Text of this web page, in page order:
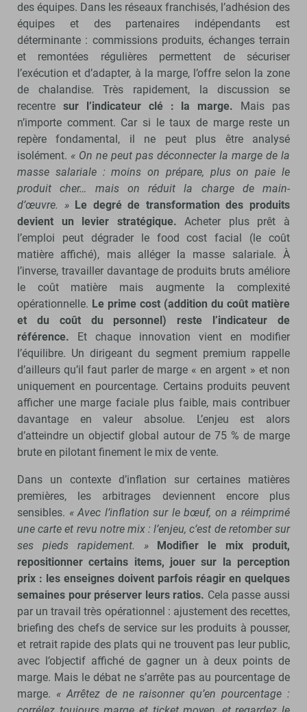
des équipes. Dans les réseaux franchisés, l’adhésion des
équipes et des partenaires indépendants est
déterminante : commissions produits, échanges terrain
et remontées régulières permettent de sécuriser
l’exécution et d’adapter, à la marge, l’offre selon la zone
de chalandise. Très rapidement, la discussion se
recentre sur l’indicateur clé : la marge. Mais pas
n’importe comment. Car si le taux de marge reste un
repère fondamental, il ne peut plus être analysé
isolément. « On ne peut pas déconnecter la marge de la
masse salariale : moins on prépare, plus on paie le
produit cher… mais on réduit la charge de main-
d’œuvre. » Le degré de transformation des produits
devient un levier stratégique. Acheter plus prêt à
l’emploi peut dégrader le food cost facial (le coût
matière affiché), mais alléger la masse salariale. À
l’inverse, travailler davantage de produits bruts améliore
le coût matière mais augmente la complexité
opérationnelle. Le prime cost (addition du coût matière
et du coût du personnel) reste l’indicateur de
référence. Et chaque innovation vient en modifier
l’équilibre. Un dirigeant du segment premium rappelle
d’ailleurs qu’il faut parler de marge « en argent » et non
uniquement en pourcentage. Certains produits peuvent
afficher une marge faciale plus faible, mais contribuer
davantage en valeur absolue. L’enjeu est alors
d’atteindre un objectif global autour de 75 % de marge
brute en pilotant finement le mix de vente.
Dans un contexte d’inflation sur certaines matières
premières, les arbitrages deviennent encore plus
sensibles. « Avec l’inflation sur le bœuf, on a réimprimé
une carte et revu notre mix : l’enjeu, c’est de retomber sur
ses pieds rapidement. »
Modifier le mix produit,
repositionner certains items, jouer sur la perception
prix : les enseignes doivent parfois réagir en quelques
semaines pour préserver leurs ratios. Cela passe aussi
par un travail très opérationnel : ajustement des recettes,
briefing des chefs de service sur les produits à pousser,
et retrait rapide des plats qui ne trouvent pas leur public,
avec l’objectif affiché de gagner un à deux points de
marge. Mais le débat ne s’arrête pas au pourcentage de
marge. « Arrêtez de ne raisonner qu’en pourcentage :